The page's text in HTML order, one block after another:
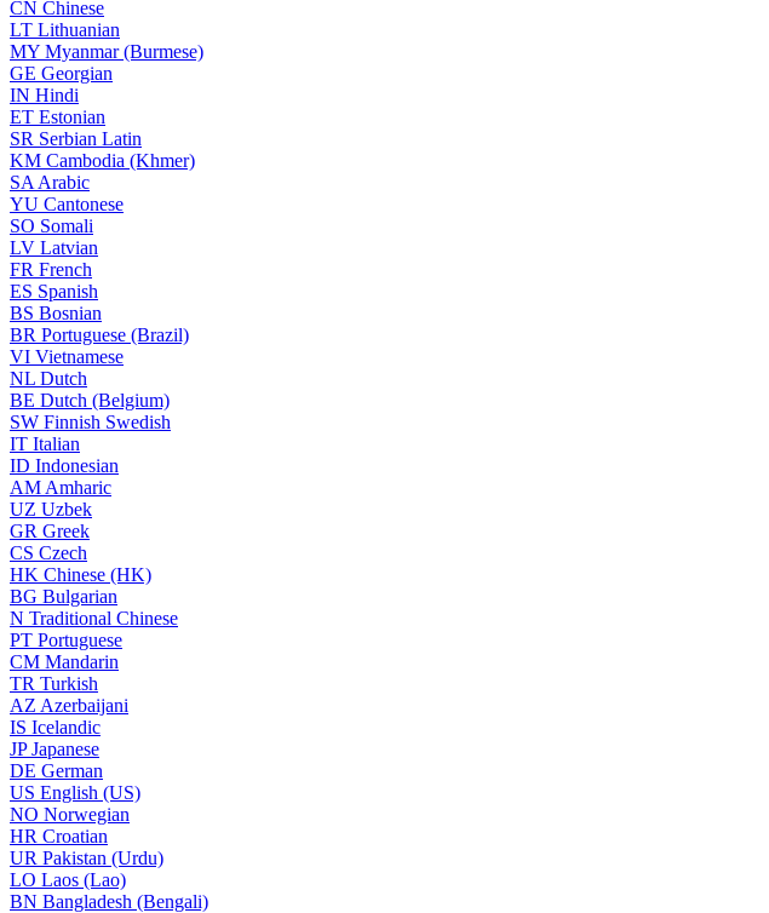
CN Chinese
LT Lithuanian
MY Myanmar (Burmese)
GE Georgian
IN Hindi
ET Estonian
SR Serbian Latin
KM Cambodia (Khmer)
SA Arabic
YU Cantonese
SO Somali
LV Latvian
FR French
ES Spanish
BS Bosnian
BR Portuguese (Brazil)
VI Vietnamese
NL Dutch
BE Dutch (Belgium)
SW Finnish Swedish
IT Italian
ID Indonesian
AM Amharic
UZ Uzbek
GR Greek
CS Czech
HK Chinese (HK)
BG Bulgarian
N Traditional Chinese
PT Portuguese
CM Mandarin
TR Turkish
AZ Azerbaijani
IS Icelandic
JPJapanese
DE German
US English (US)
NO Norwegian
HR Croatian
UR Pakistan (Urdu)
LO Laos (Lao)
BN Bangladesh (Bengali)